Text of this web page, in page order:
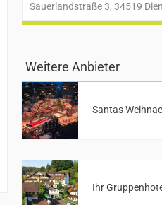
Sauerlandstraße 3, 34519
Weitere Anbieter
Santas
Ihr